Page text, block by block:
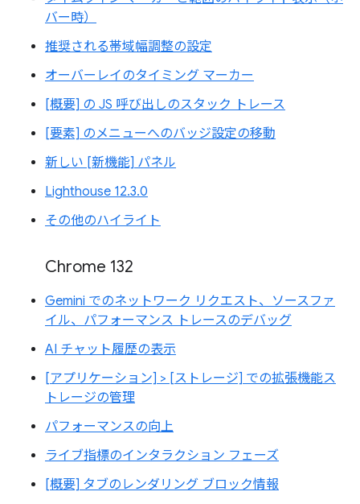
バー時）
推奨される帯域幅調整の設定
オーバーレイのタイミング マーカー
[概要] の JS 呼び出しのスタック トレース
[要素] のメニューへのバッジ設定の移動
新しい [新機能] パネル
Lighthouse 12.3.0
その他のハイライト
Chrome 132
Gemini でのネットワーク リクエスト、ソースファ
イル、パフォーマンス トレースのデバッグ
AI チャット履歴の表示
[アプリケーション] > [ストレージ] での拡張機能ス
トレージの管理
パフォーマンスの向上
ライブ指標のインタラクション フェーズ
[概要] タブのレンダリング ブロック情報